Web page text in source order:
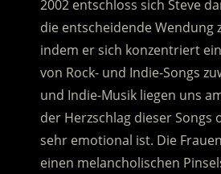
2002 entschloss sich Steve
die entscheidende Wendung
indem er sich konzentriert
von Rock- und Indie-Songs
und Indie-Musik liegen uns
der Herzschlag dieser Songs
sehr emotional ist. Die
einen melancholischen